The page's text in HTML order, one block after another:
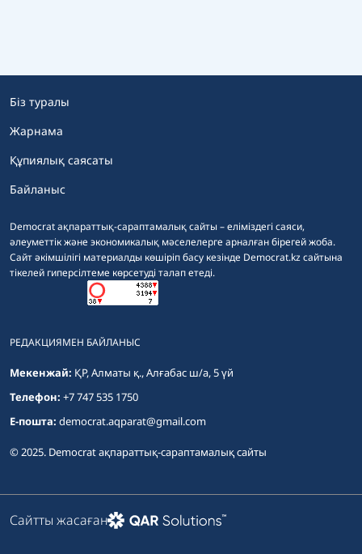
Democrat ақпараттық-сараптамалық сайты – еліміздегі саяси,
әлеуметтік және экономикалық мәселелерге арналған бірегей жоба.
Сайт әкімшілігі материалды көшіріп басу кезінде Democrat.kz сайтына
тікелей гиперсілтеме көрсетуді талап етеді.
Біз туралы
Жарнама
Құпиялық саясаты
Байланыс
РЕДАКЦИЯМЕН БАЙЛАНЫС
Мекенжай: ҚР, Алматы қ., Алғабас ш/а, 5 үй
Телефон: +7 747 535 1750
E-пошта: democrat.aqparat@gmail.com
© 2025. Democrat ақпараттық-сараптамалық сайты
Сайтты жасаған